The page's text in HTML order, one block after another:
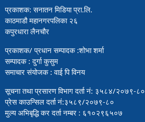
प्रकाशक: सनातन मिडिया प्रा.लि.
काठमाडौ महानगरपलिका २६
कपुरधारा लैनचौर
प्रकाशक/ प्रधान सम्पादक :शोभा शर्मा
सम्पादक : दुर्गा कुसुम
समाचार संयोजक : वाई पि विनय
सूचना तथा प्रसारण विभाग दर्ता नं: ३५८४/२०७९-८०
प्रेस काउन्सिल दर्ता नं:३५८९/२०७९-८०
मुल्य अभिबृद्धि कर दर्ता नम्बर : ६१०२९६५०७